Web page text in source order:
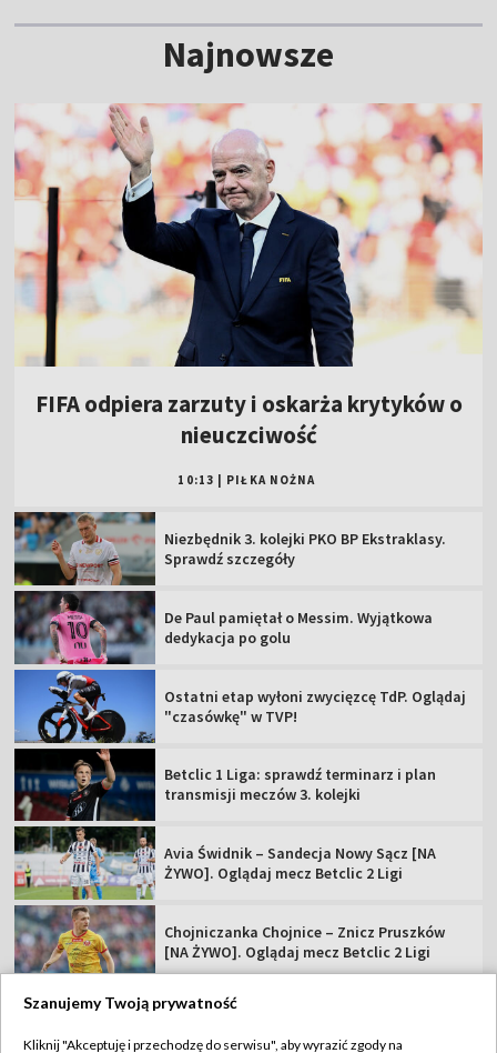
Najnowsze
FIFA odpiera zarzuty i oskarża krytyków o
nieuczciwość
10:13 PIŁKA NOŻNA
Niezbędnik 3. kolejki PKO BP Ekstraklasy.
Sprawdź szczegóły
De Paul pamiętał o Messim. Wyjątkowa
dedykacja po golu
Ostatni etap wyłoni zwycięzcę TdP. Oglądaj
"czasówkę" w TVP!
Betclic 1 Liga: sprawdź terminarz i plan
transmisji meczów 3. kolejki
Avia Świdnik – Sandecja Nowy Sącz [NA
ŻYWO]. Oglądaj mecz Betclic 2 Ligi
Chojniczanka Chojnice – Znicz Pruszków
[NA ŻYWO]. Oglądaj mecz Betclic 2 Ligi
Szanujemy Twoją prywatność
Kliknij "Akceptuję i przechodzę do serwisu", aby wyrazić zgody na